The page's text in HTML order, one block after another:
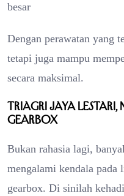
besar
Dengan perawatan yang
tetapi juga mampu
secara maksimal.
Triagri Jaya
Gearbox
Bukan rahasia lagi,
mengalami kendala pada
gearbox. Di sinilah